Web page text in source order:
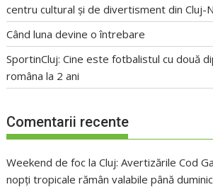
centru cultural și de divertisment din Cluj-
Când luna devine o întrebare
SportinCluj: Cine este fotbalistul cu două
româna la 2 ani
Comentarii recente
Weekend de foc la Cluj: Avertizările Cod
nopți tropicale rămân valabile până